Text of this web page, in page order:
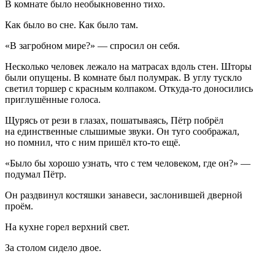
В комнате было необыкновенно тихо.
Как было во сне. Как было там.
«В загробном мире?» — спросил он себя.
Несколько человек лежало на матрасах вдоль стен. Шторы
были опущены. В комнате был полумрак. В углу тускло
светил торшер с красным колпаком. Откуда-то доносились
приглушённые голоса.
Щурясь от рези в глазах, пошатываясь, Пётр побрёл
на единственные слышимые звуки. Он туго соображал,
но помнил, что с ним пришёл кто-то ещё.
«Было бы хорошо узнать, что с тем человеком, где он?» —
подумал Пётр.
Он раздвинул костяшки занавеси, заслонившей дверной
проём.
На кухне горел верхний свет.
За столом сидело двое.